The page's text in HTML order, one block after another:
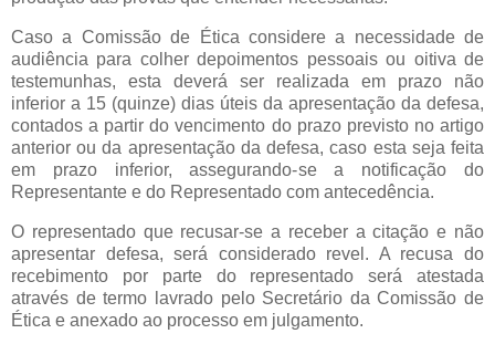
Caso a Comissão de Ética considere a necessidade de
audiência para colher depoimentos pessoais ou oitiva de
testemunhas, esta deverá ser realizada em prazo não
inferior a 15 (quinze) dias úteis da apresentação da defesa,
contados a partir do vencimento do prazo previsto no artigo
anterior ou da apresentação da defesa, caso esta seja feita
em prazo inferior, assegurando-se a notificação do
Representante e do Representado com antecedência.
O representado que recusar-se a receber a citação e não
apresentar defesa, será considerado revel. A recusa do
recebimento por parte do representado será atestada
através de termo lavrado pelo Secretário da Comissão de
Ética e anexado ao processo em julgamento.